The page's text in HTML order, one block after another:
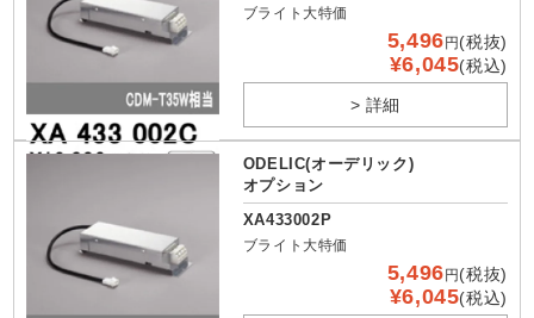
ブライト大特価
5,496円(税抜)
¥6,045(税込)
> 詳細
ODELIC(オーデリック)
オプション
XA433002P
ブライト大特価
5,496円(税抜)
¥6,045(税込)